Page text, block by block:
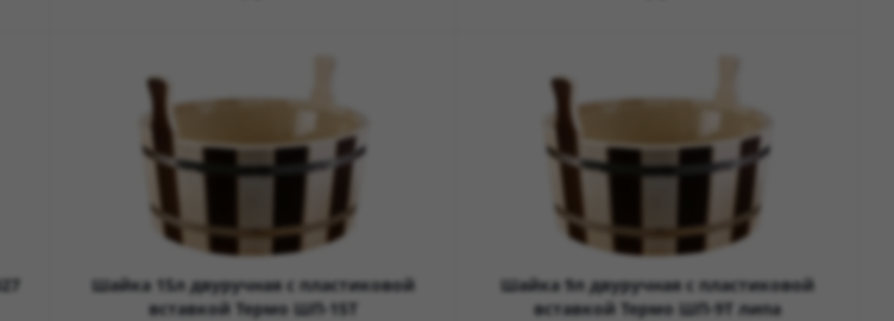
Шайка 15л двуручная с пластиковой
вставкой Термо ШП-15Т
Шайка 9л двуручная с пластиковой
вставкой Термо ШП-9Т липа